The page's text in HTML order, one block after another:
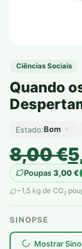
Ciências Sociais
Quando
Estado:Bom
8,00€
O
preço
original
era:
8,00 €.
O
preço
atual
é:
5,00 €.
Poupas3,00€
~1,5 kg de CO2
SINOPSE
Mostrar
plantar árvores